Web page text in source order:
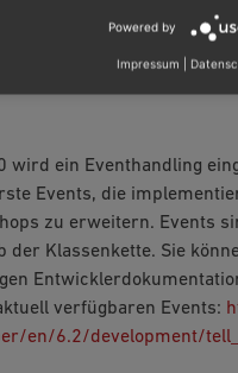
Modulen
und
Teil 3:
wird ein Eventhandling
Events, die
zu erweitern. Events
der Klassenkette. Sie
verfügbaren Events:
en/6.2/development/
Powered by
Impressum